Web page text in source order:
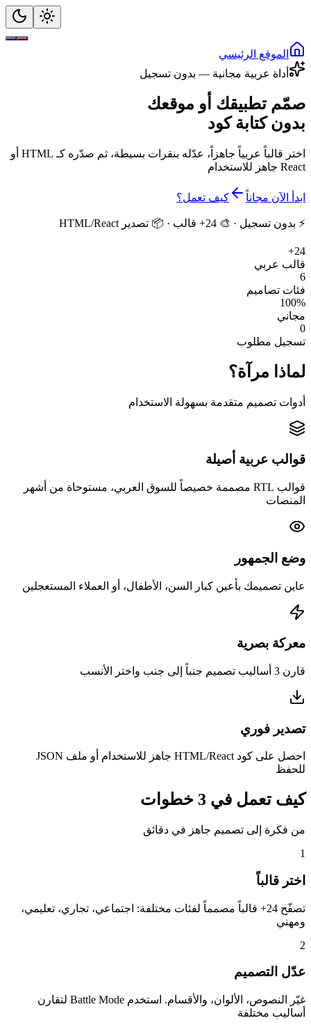
الموقع الرئيسي
أداة عربية مجانية — بدون تسجيل
صمّم تطبيقك أو موقعك
بدون كتابة كود
اختر قالباً عربياً جاهزاً، عدّله بنقرات بسيطة، ثم صدّره كـ HTML أو
React جاهز للاستخدام
ابدأ الآن مجاناً كيف تعمل؟
⚡ بدون تسجيل · 🎨 24+ قالب · 📦 تصدير HTML/React
24+
قالب عربي
6
فئات تصاميم
100%
مجاني
0
تسجيل مطلوب
لماذا مرآة؟
أدوات تصميم متقدمة بسهولة الاستخدام
قوالب عربية أصيلة
قوالب RTL مصممة خصيصاً للسوق العربي، مستوحاة من أشهر
المنصات
وضع الجمهور
عاين تصميمك بأعين كبار السن، الأطفال، أو العملاء المستعجلين
معركة بصرية
قارن 3 أساليب تصميم جنباً إلى جنب واختر الأنسب
تصدير فوري
احصل على كود HTML/React جاهز للاستخدام أو ملف JSON
للحفظ
كيف تعمل في 3 خطوات
من فكرة إلى تصميم جاهز في دقائق
1
اختر قالباً
تصفّح 24+ قالباً مصمماً لفئات مختلفة: اجتماعي، تجاري، تعليمي،
ومهني
2
عدّل التصميم
غيّر النصوص، الألوان، والأقسام. استخدم Battle Mode لتقارن
أساليب مختلفة